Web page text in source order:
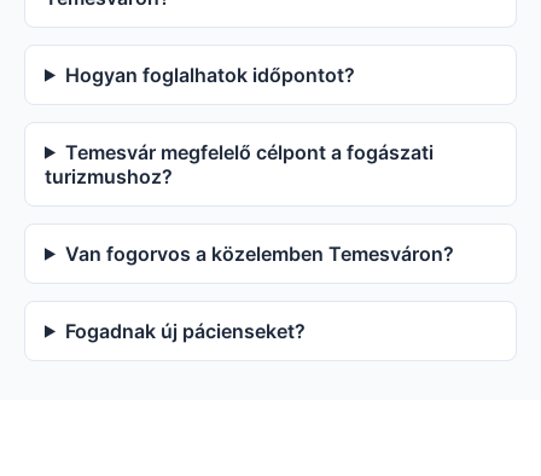
Hogyan foglalhatok időpontot?
Temesvár megfelelő célpont a fogászati
turizmushoz?
Van fogorvos a közelemben Temesváron?
Fogadnak új pácienseket?